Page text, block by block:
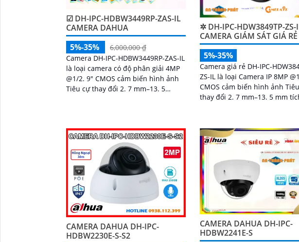
☑ DH-IPC-HDBW3449RP-ZAS-IL
CAMERA DAHUA
5%-35%
6,000,000 ₫
Camera DH-IPC-HDBW3449RP-ZAS-IL
là loại camera có độ phân giải 4MP
@1/2. 9" CMOS cảm biến hình ảnh
Tiêu cự thay đổi 2. 7 mm–13. 5
✲ DH-IPC-HDW3849TP-ZS-
CAMERA GIÁM SÁT GIÁ RẺ
5%-35%
Camera giá rẻ DH-IPC-
ZS-IL là loại Camera IP 8MP
CMOS cảm biến hình ảnh
thay đổi 2. 7 mm–13. 5 mm
CAMERA DAHUA DH-IPC-
HDBW2230E-S-S2
CAMERA DAHUA DH-IPC-
HDBW2241E-S